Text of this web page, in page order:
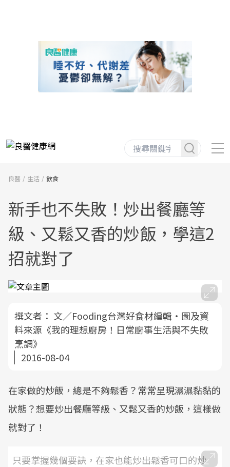
良醫 生活 飲食
新手也不失敗！炒出餐廳等
級、又鬆又香的炒飯，學這2
招就對了
撰文者： 文／Fooding台灣好食材編輯‧圖及資
料來源《我的理想廚房！日常廚事生活與不失敗
烹調》
2016-08-04
在家做的炒飯，總是不夠鬆香？常常呈現濕濕黏黏的
狀態？想要炒出餐廳等級、又鬆又香的炒飯，這樣做
就對了！
只要掌握幾個要訣，在家也能炒出鬆香可口的炒